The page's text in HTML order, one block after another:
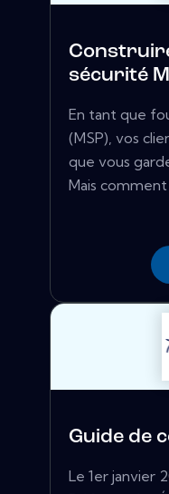
sécurité
En tant que
(MSP), vos
que vous
Mais comment ...
Guide de
Le 1er janvier